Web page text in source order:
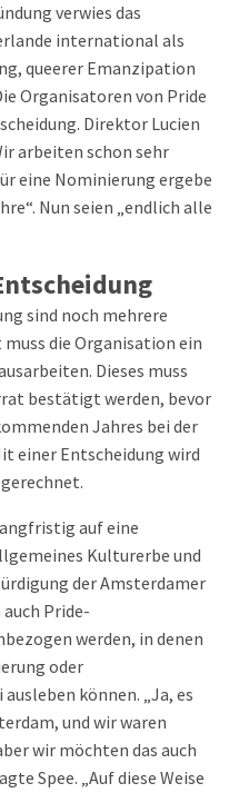
verwies das
international als
queerer Emanzipation
Organisatoren von Pride
Direktor Lucien
arbeiten schon sehr
eine Nominierung ergebe
Nun seien „endlich alle
sind noch mehrere
die Organisation ein
Dieses muss
bestätigt werden, bevor
Jahres bei der
einer Entscheidung wird
auf eine
Kulturerbe und
der Amsterdamer
Pride-
werden, in denen
oder
können. „Ja, es
und wir waren
wir möchten das auch
Spee. „Auf diese Weise